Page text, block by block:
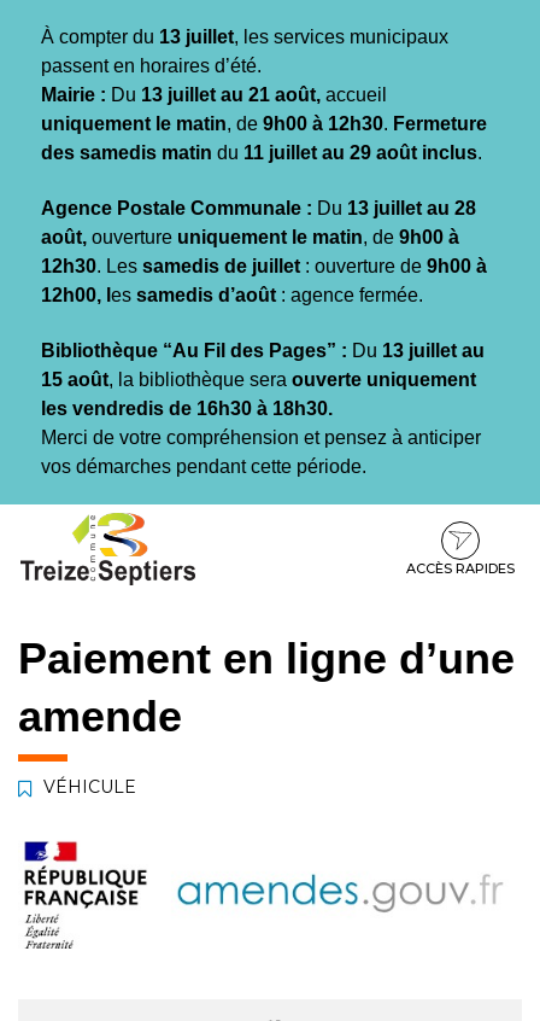
À compter du 13 juillet, les services municipaux
passent en horaires d’été.
Mairie : Du 13 juillet au 21 août, accueil
uniquement le matin, de 9h00 à 12h30. Fermeture
des samedis matin du 11 juillet au 29 août inclus.
Agence Postale Communale : Du 13 juillet au 28
août, ouverture uniquement le matin, de 9h00 à
12h30. Les samedis de juillet : ouverture de 9h00 à
12h00, l es samedis d’août : agence fermée.
Bibliothèque “Au Fil des Pages” : Du 13 juillet au
15 août, la bibliothèque sera ouverte uniquement
les vendredis de 16h30 à 18h30.
Merci de votre compréhension et pensez à anticiper
vos démarches pendant cette période.
contenu
pied
ACCÈS RAPIDES
Paiement en ligne d’une
amende
VÉHICULE